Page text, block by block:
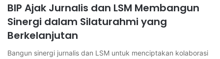
BIP Ajak Jurnalis dan LSM Membangun
Sinergi dalam Silaturahmi yang
Berkelanjutan
Bangun sinergi jurnalis dan LSM untuk menciptakan kolaborasi